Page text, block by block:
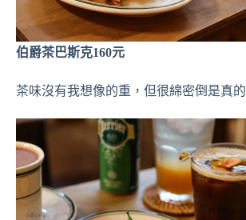
伯爵茶巴斯克160元
茶味沒有我想像的重，但很綿密倒是真的